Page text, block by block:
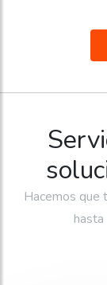
Hacemos que